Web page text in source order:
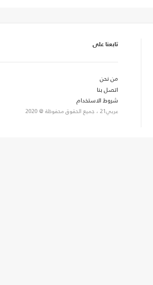
تابعنا على
من نحن
اتصل بنا
شروط الاستخدام
عربي21 ، جميع الحقوق محفوظة @ 2020